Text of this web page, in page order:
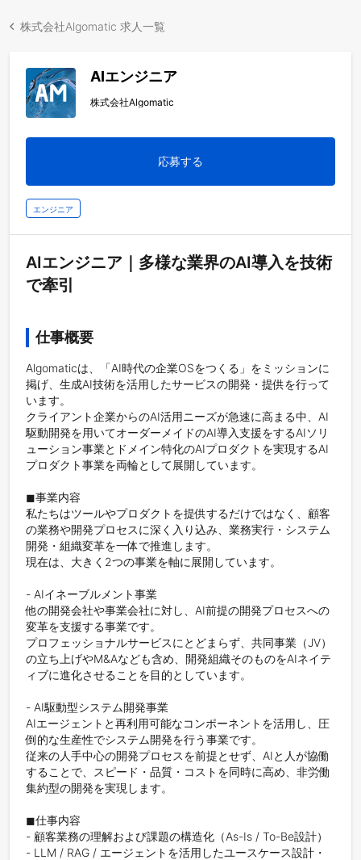
株式会社Algomatic 求人一覧
AIエンジニア
株式会社Algomatic
応募する
エンジニア
AIエンジニア｜多様な業界のAI導入を技術
で牽引
仕事概要
Algomaticは、「AI時代の企業OSをつくる」をミッションに
掲げ、生成AI技術を活用したサービスの開発・提供を行って
います。
クライアント企業からのAI活用ニーズが急速に高まる中、AI
駆動開発を用いてオーダーメイドのAI導入支援をするAIソリ
ューション事業とドメイン特化のAIプロダクトを実現するAI
プロダクト事業を両輪として展開しています。
◼︎事業内容
私たちはツールやプロダクトを提供するだけではなく、顧客
の業務や開発プロセスに深く入り込み、業務実行・システム
開発・組織変革を一体で推進します。
現在は、大きく2つの事業を軸に展開しています。
- AIイネーブルメント事業
他の開発会社や事業会社に対し、AI前提の開発プロセスへの
変革を支援する事業です。
プロフェッショナルサービスにとどまらず、共同事業（JV）
の立ち上げやM&Aなども含め、開発組織そのものをAIネイテ
ィブに進化させることを目的としています。
- AI駆動型システム開発事業
AIエージェントと再利用可能なコンポーネントを活用し、圧
倒的な生産性でシステム開発を行う事業です。
従来の人手中心の開発プロセスを前提とせず、AIと人が協働
することで、スピード・品質・コストを同時に高め、非労働
集約型の開発を実現します。
◼︎仕事内容
- 顧客業務の理解および課題の構造化（As-Is / To-Be設計）
- LLM / RAG / エージェントを活用したユースケース設計・